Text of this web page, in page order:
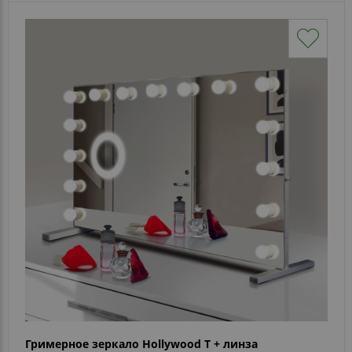
Гримерное зеркало Hollywood T + линза